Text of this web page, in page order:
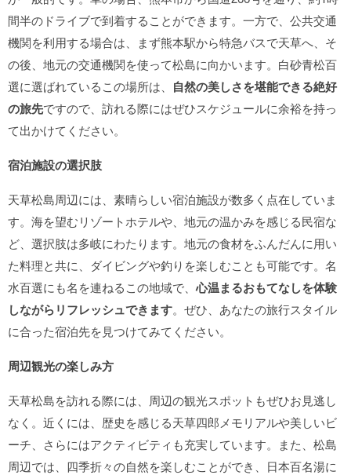
間半のドライブで到着することができます。一方で、公共交通
機関を利用する場合は、まず熊本駅から特急バスで天草へ、そ
の後、地元の交通機関を使って松島に向かいます。白砂青松百
選に選ばれているこの場所は、 自然の美しさを堪能できる絶好
の旅先ですので、訪れる際にはぜひスケジュールに余裕を持っ
て出かけてください。
宿泊施設の選択肢
天草松島周辺には、素晴らしい宿泊施設が数多く点在していま
す。海を望むリゾートホテルや、地元の温かみを感じる民宿な
ど、選択肢は多岐にわたります。地元の食材をふんだんに用い
た料理と共に、ダイビングや釣りを楽しむことも可能です。名
水百選にも名を連ねるこの地域で、心温まるおもてなしを体験
しながらリフレッシュできます。ぜひ、あなたの旅行スタイル
に合った宿泊先を見つけてみてください。
周辺観光の楽しみ方
天草松島を訪れる際には、周辺の観光スポットもぜひお見逃し
なく。近くには、歴史を感じる天草四郎メモリアルや美しいビ
ーチ、さらにはアクティビティも充実しています。また、松島
周辺では、四季折々の自然を楽しむことができ、日本百名湯に